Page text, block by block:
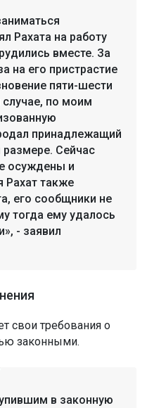
Рахата на работу
вместе. За
на его пристрастие
пяти-шести
по моим
принадлежащий
Сейчас
осуждены и
Рахат также
его сообщники не
тогда ему удалось
- заявил
свои требования о
законными.
в законную